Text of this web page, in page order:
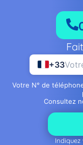
+33
Votre
Votre N° de
Consultez